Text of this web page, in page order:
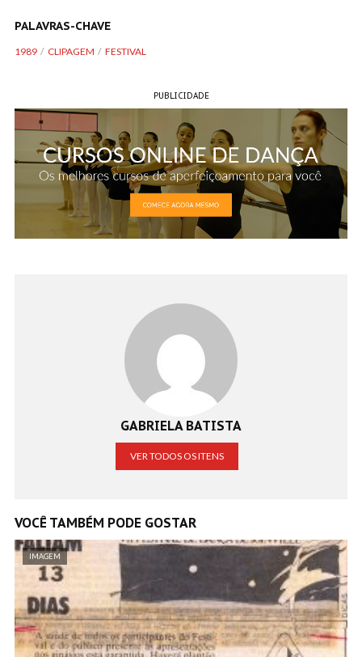
PALAVRAS-CHAVE
1989 CLIPAGEM FESTIVAL
PUBLICIDADE
GABRIELA BATISTA
VER TODOS OS ITENS
VOCÊ TAMBÉM PODE GOSTAR
IMAGEM